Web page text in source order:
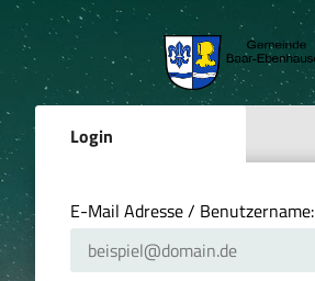
Login
E-Mail Adresse / Benutzername: